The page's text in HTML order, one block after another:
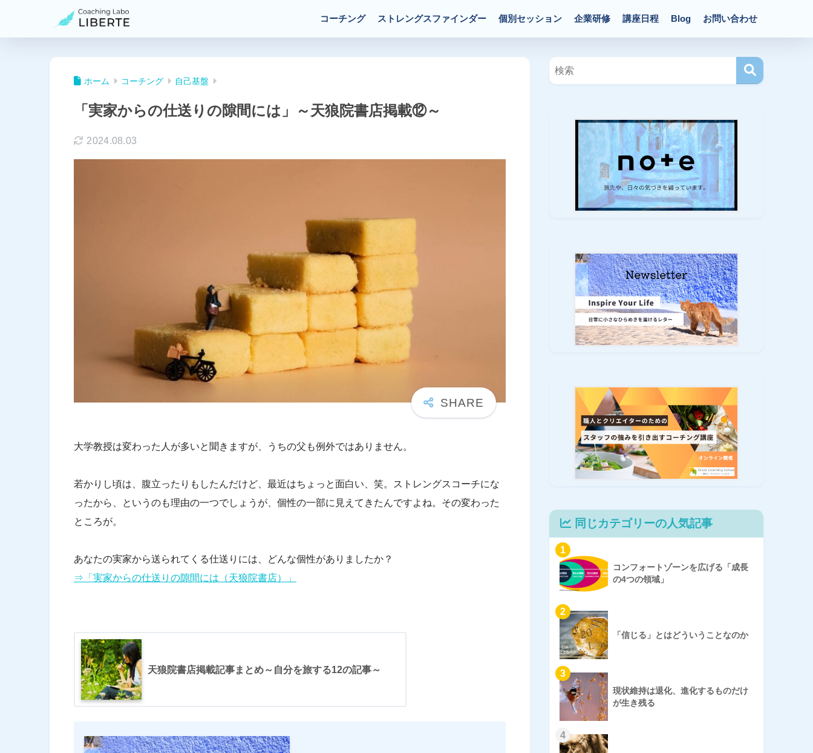
コーチング ストレングスファインダー 個別セッション 企業研修 講座日程 Blog お問い合わせ
ホーム コーチング 自己基盤
「実家からの仕送りの隙間には」～天狼院書店掲載⑫～
2024.08.03
大学教授は変わった人が多いと聞きますが、うちの父も例外ではありません。
若かりし頃は、腹立ったりもしたんだけど、最近はちょっと面白い、笑。ストレングスコーチにな
ったから、というのも理由の一つでしょうが、個性の一部に見えてきたんですよね。その変わった
ところが。
あなたの実家から送られてくる仕送りには、どんな個性がありましたか？
⇒「実家からの仕送りの隙間には（天狼院書店）」
天狼院書店掲載記事まとめ～自分を旅する12の記事～
同じカテゴリーの人気記事
1
コンフォートゾーンを広げる「成長
の4つの領域」
2
「信じる」とはどういうことなのか
3
現状維持は退化、進化するものだけ
が生き残る
4